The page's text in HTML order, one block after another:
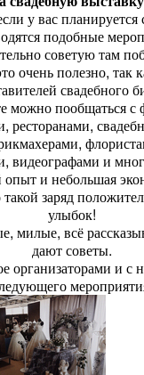
у вас планируется
подобные
советую там
очень полезно, так
свадебного
можно пообщаться с
ресторанами,
видеографами и
и небольшая
заряд
улыбок!
милые, всё
дают советы.
организаторами и с